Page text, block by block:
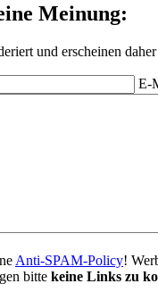
Meinung:
und erscheinen
E-
Anti-SPAM-Policy!
bitte keine Links zu